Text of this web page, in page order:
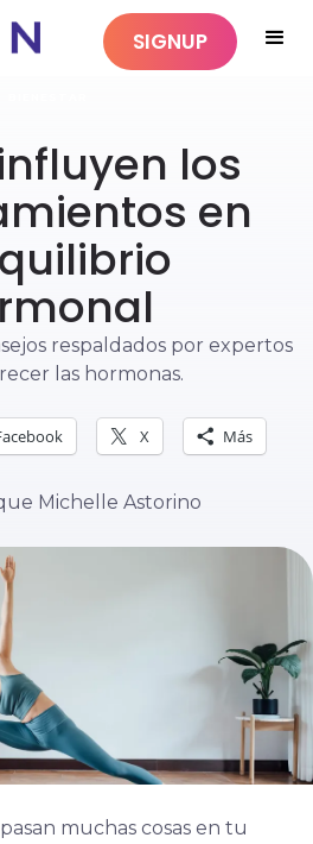
SIGNUP
los
en
respaldados por expertos
las hormonas.
X Más
Michelle Astorino
muchas cosas en tu